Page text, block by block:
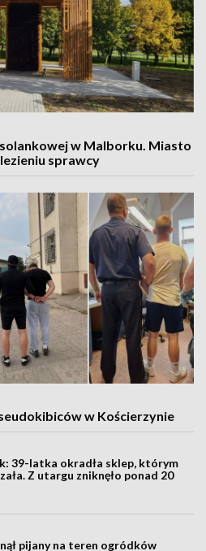
w Malborku. Miasto
sprawcy
w Kościerzynie
39-latka okradła sklep, którym
Z utargu zniknęło ponad 20
pijany na teren ogródków